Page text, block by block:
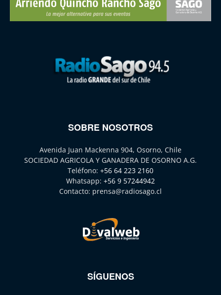
SOBRE NOSOTROS
Avenida Juan Mackenna 904, Osorno, Chile
SOCIEDAD AGRICOLA Y GANADERA DE OSORNO A.G.
Teléfono: +56 64 223 2160
Whatsapp: +56 9 57244942
Contacto: prensa@radiosago.cl
SÍGUENOS